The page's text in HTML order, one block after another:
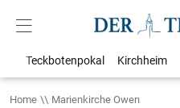
Teckbotenpokal Kirchheim
Home Marienkirche Owen